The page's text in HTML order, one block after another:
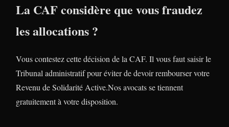
La CAF considère que vous fraudez
les allocations ?
Vous contestez cette décision de la CAF. Il vous faut saisir le
Tribunal administratif pour éviter de devoir rembourser votre
Revenu de Solidarité Active.Nos avocats se tiennent
gratuitement à votre disposition.